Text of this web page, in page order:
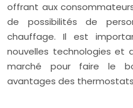
offrant aux
de possibilités de
chauffage. Il est
nouvelles technologies et
marché pour faire le
avantages des